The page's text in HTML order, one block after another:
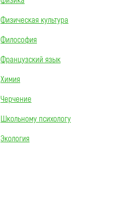
Физическая культура
Философия
Французский язык
Химия
Черчение
Школьному психологу
Экология